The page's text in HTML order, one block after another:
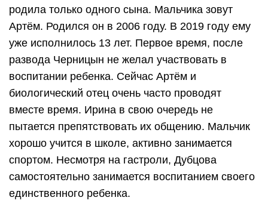
родила только одного сына. Мальчика зовут
Артём. Родился он в 2006 году. В 2019 году ему
уже исполнилось 13 лет. Первое время, после
развода Черницын не желал участвовать в
воспитании ребенка. Сейчас Артём и
биологический отец очень часто проводят
вместе время. Ирина в свою очередь не
пытается препятствовать их общению. Мальчик
хорошо учится в школе, активно занимается
спортом. Несмотря на гастроли, Дубцова
самостоятельно занимается воспитанием своего
единственного ребенка.